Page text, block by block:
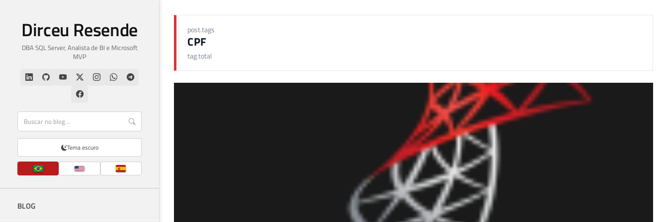
Dirceu Resende
DBA SQL Server, Analista de BI e Microsoft
MVP
Tema escuro
BLOG
post.tags
CPF
tag.total